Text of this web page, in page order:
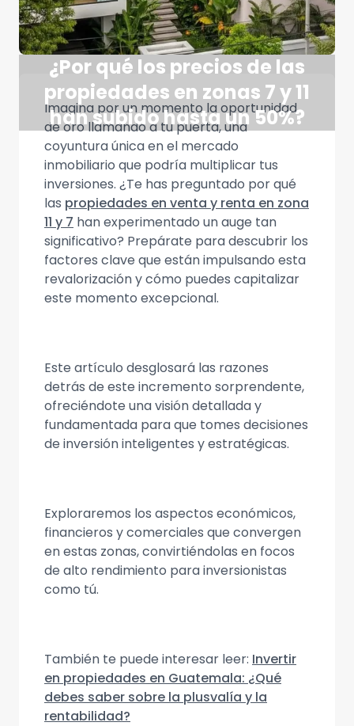
¿Por qué los precios de las
propiedades en zonas 7 y 11
han subido hasta un 50%?
Imagina por un momento la oportunidad
de oro llamando a tu puerta, una
coyuntura única en el mercado
inmobiliario que podría multiplicar tus
inversiones. ¿Te has preguntado por qué
las propiedades en venta y renta en zona
11 y 7 han experimentado un auge tan
significativo? Prepárate para descubrir los
factores clave que están impulsando esta
revalorización y cómo puedes capitalizar
este momento excepcional.
Este artículo desglosará las razones
detrás de este incremento sorprendente,
ofreciéndote una visión detallada y
fundamentada para que tomes decisiones
de inversión inteligentes y estratégicas.
Exploraremos los aspectos económicos,
financieros y comerciales que convergen
en estas zonas, convirtiéndolas en focos
de alto rendimiento para inversionistas
como tú.
También te puede interesar leer: Invertir
en propiedades en Guatemala: ¿Qué
debes saber sobre la plusvalía y la
rentabilidad?